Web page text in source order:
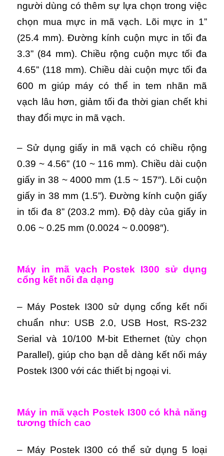
người dùng có thêm sự lựa chọn trong việc
chọn mua mực in mã vạch. Lõi mực in 1”
(25.4 mm). Đường kính cuộn mực in tối đa
3.3” (84 mm). Chiều rộng cuộn mực tối đa
4.65” (118 mm). Chiều dài cuộn mực tối đa
600 m giúp máy có thể in tem nhãn mã
vạch lâu hơn, giảm tối đa thời gian chết khi
thay đổi mực in mã vạch.
– Sử dụng giấy in mã vạch có chiều rộng
0.39 ~ 4.56” (10 ~ 116 mm). Chiều dài cuộn
giấy in 38 ~ 4000 mm (1.5 ~ 157″). Lõi cuộn
giấy in 38 mm (1.5”). Đường kính cuộn giấy
in tối đa 8” (203.2 mm). Độ dày của giấy in
0.06 ~ 0.25 mm (0.0024 ~ 0.0098″).
Máy in mã vạch Postek I300 sử dụng
cổng kết nối đa dạng
– Máy Postek I300 sử dụng cổng kết nối
chuẩn như: USB 2.0, USB Host, RS-232
Serial và 10/100 M-bit Ethernet (tùy chọn
Parallel), giúp cho bạn dễ dàng kết nối máy
Postek I300 với các thiết bị ngoại vi.
Máy in mã vạch Postek I300 có khả năng
tương thích cao
– Máy Postek I300 có thể sử dụng 5 loại